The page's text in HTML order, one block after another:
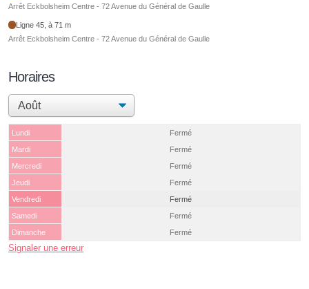
Arrêt Eckbolsheim Centre - 72 Avenue du Général de Gaulle
Ligne 45, à 71 m
Arrêt Eckbolsheim Centre - 72 Avenue du Général de Gaulle
Horaires
Lundi
Fermé
Mardi
Fermé
Mercredi
Fermé
Jeudi
Fermé
Vendredi
Fermé
Samedi
Fermé
Dimanche
Fermé
Signaler une erreur